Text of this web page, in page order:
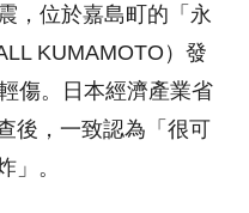
，位於嘉島町的「永
KUMAMOTO）發
傷。日本經濟產業省
後，一致認為「很可
」。